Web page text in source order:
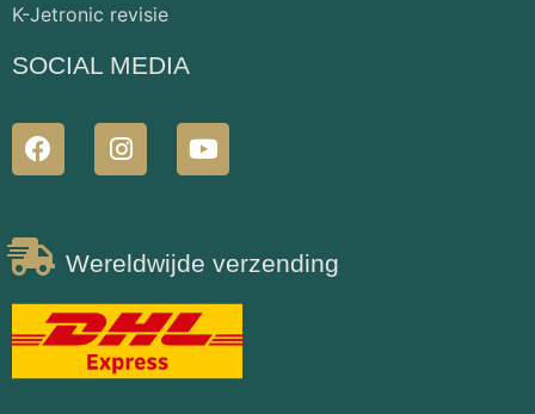
K-Jetronic revisie
SOCIAL MEDIA
Wereldwijde verzending